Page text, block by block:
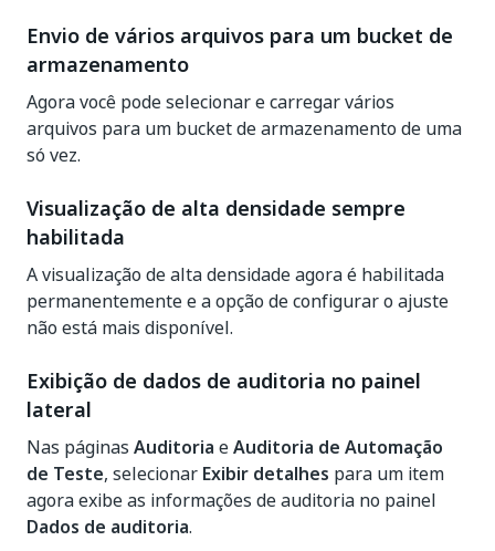
Envio de vários arquivos para um bucket de
armazenamento
Agora você pode selecionar e carregar vários
arquivos para um bucket de armazenamento de uma
só vez.
Visualização de alta densidade sempre
habilitada
A visualização de alta densidade agora é habilitada
permanentemente e a opção de configurar o ajuste
não está mais disponível.
Exibição de dados de auditoria no painel
lateral
Nas páginas Auditoria eAuditoria de Automação
de Teste, selecionar Exibir detalhes para um item
agora exibe as informações de auditoria no painel
Dados de auditoria.